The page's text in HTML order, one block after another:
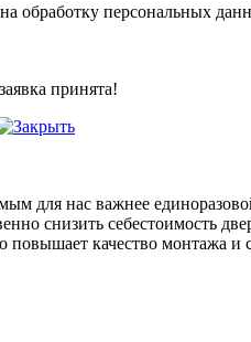
обработку персональных
принята!
для нас важнее
снизить себестоимость
качество монтажа